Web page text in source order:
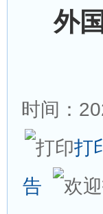
外
时间：
打
告